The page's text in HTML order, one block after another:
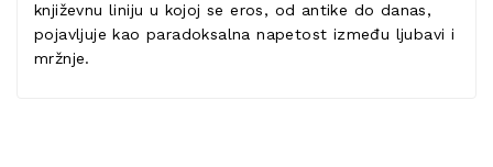
književnu liniju u kojoj se eros, od antike do danas,
pojavljuje kao paradoksalna napetost između ljubavi i
mržnje.